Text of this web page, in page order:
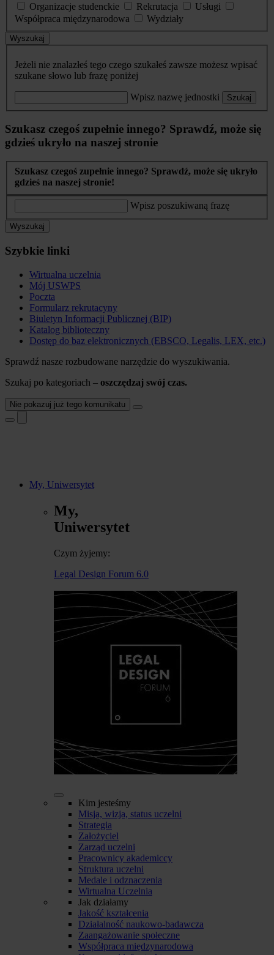
Organizacje studenckie
Rekrutacja
Usługi
Współpraca międzynarodowa
Wydziały
Wyszukaj
Jeżeli nie znalazłeś tego czego szukałeś zawsze możesz wpisać
szukane słowo lub frazę poniżej
Wpisz nazwę jednostki Szukaj
Szukasz czegoś zupełnie innego? Sprawdź, może się
gdzieś ukryło na naszej stronie
Szukasz czegoś zupełnie innego? Sprawdź, może się ukryło
gdzieś na naszej stronie!
Wpisz poszukiwaną frazę
Wyszukaj
Szybkie linki
Wirtualna uczelnia
Mój USWPS
Poczta
Formularz rekrutacyny
Biuletyn Informacji Publicznej (BIP)
Katalog biblioteczny
Dostęp do baz elektronicznych (EBSCO, Legalis, LEX, etc.)
Sprawdź nasze rozbudowane narzędzie do wyszukiwania.
Szukaj po kategoriach – oszczędzaj swój czas.
Nie pokazuj już tego komunikatu
My, Uniwersytet
My,
Uniwersytet
Czym żyjemy:
Legal Design Forum 6.0
Kim jesteśmy
Misja, wizja, status uczelni
Strategia
Założyciel
Zarząd uczelni
Pracownicy akademiccy
Struktura uczelni
Medale i odznaczenia
Wirtualna Uczelnia
Jak działamy
Jakość kształcenia
Działalność naukowo-badawcza
Zaangażowanie społeczne
Współpraca międzynarodowa